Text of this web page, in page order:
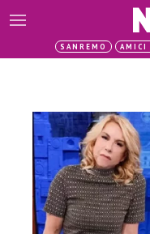
SANREMO AMICI